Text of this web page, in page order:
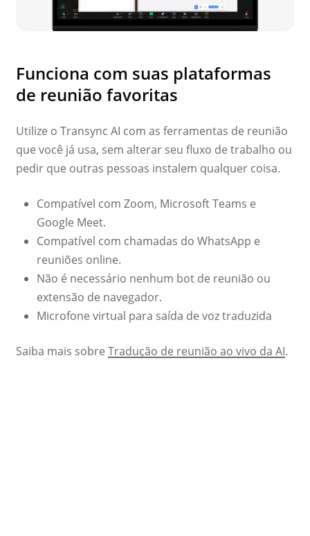
Funciona com suas plataformas
de reunião favoritas
Utilize o Transync AI com as ferramentas de reunião
que você já usa, sem alterar seu fluxo de trabalho ou
pedir que outras pessoas instalem qualquer coisa.
Compatível com Zoom, Microsoft Teams e
Google Meet.
Compatível com chamadas do WhatsApp e
reuniões online.
Não é necessário nenhum bot de reunião ou
extensão de navegador.
Microfone virtual para saída de voz traduzida
Saiba mais sobre Tradução de reunião ao vivo da AI.